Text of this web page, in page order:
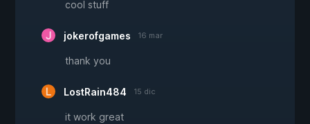
cool stuff
jokerofgames 16 mar
thank you
LostRain484 15 dic
it work great